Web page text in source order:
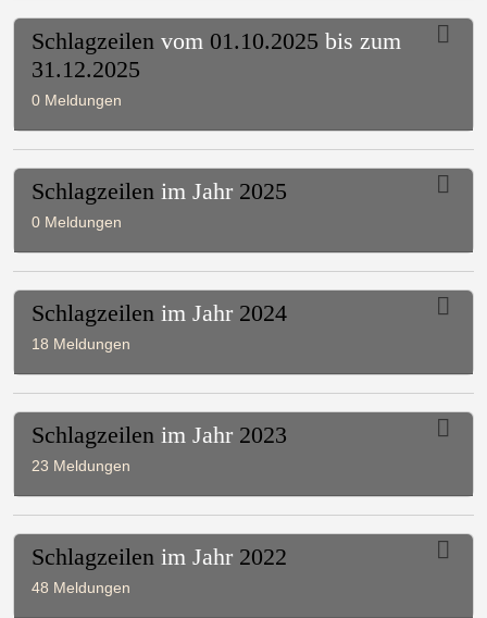
Schlagzeilen vom 01.10.2025 bis zum
31.12.2025
0 Meldungen
Schlagzeilen im Jahr 2025
0 Meldungen
Schlagzeilen im Jahr 2024
18 Meldungen
Schlagzeilen im Jahr 2023
23 Meldungen
Schlagzeilen im Jahr 2022
48 Meldungen